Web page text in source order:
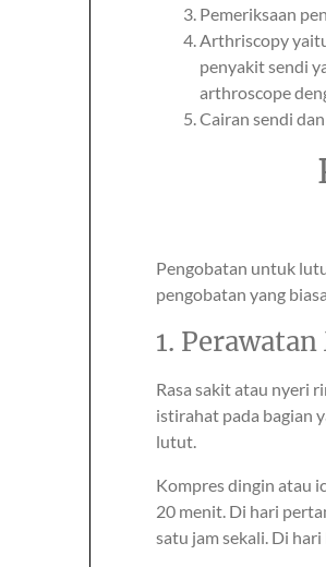
Pemeriksaan
Arthriscopy
penyakit sendi
arthroscope
Cairan sendi
Pengobatan untuk
pengobatan yang
1.
Rasa sakit atau nyeri
istirahat pada bagian
lutut.
Kompres dingin atau
20 menit. Di hari
satu jam sekali. Di